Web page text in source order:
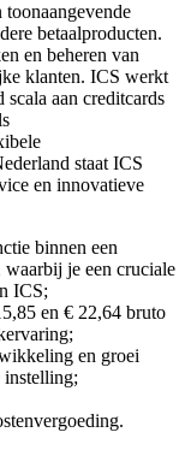
betaalproducten.
en beheren van
klanten. ICS werkt
scala aan creditcards
staat ICS
en innovatieve
binnen een
je een cruciale
ICS;
en € 22,64 bruto
en groei
instelling;